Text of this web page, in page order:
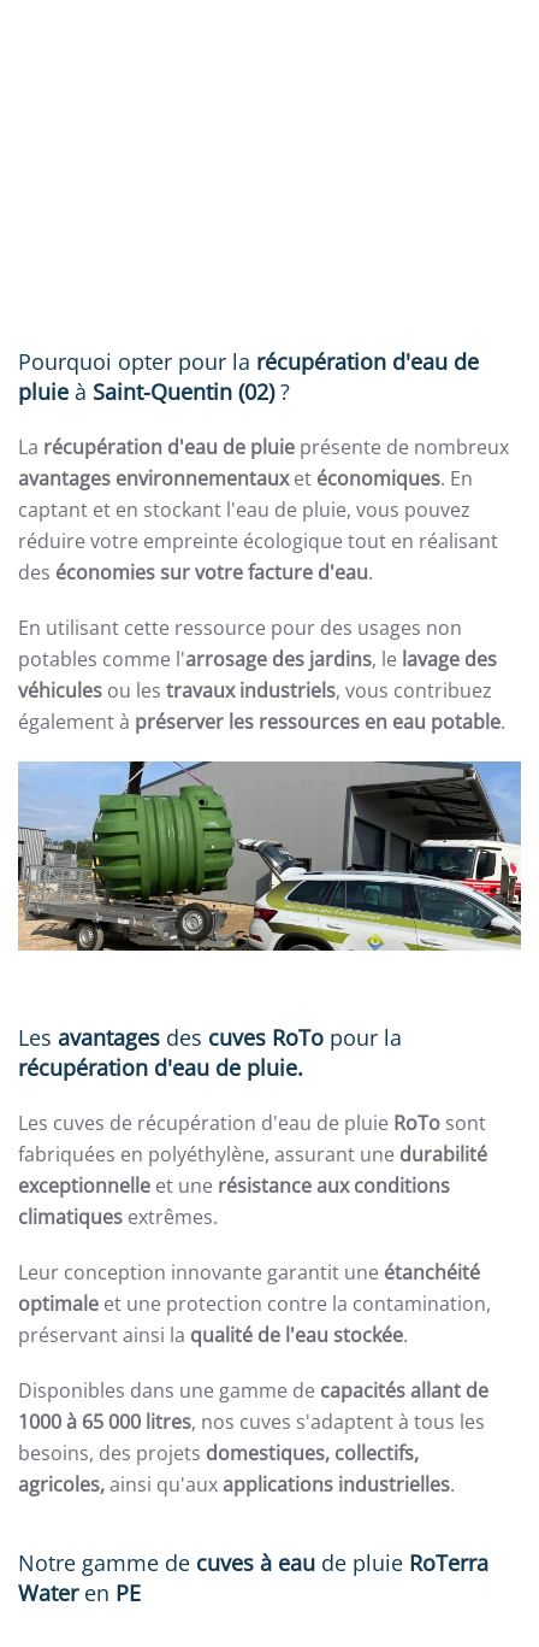
Pourquoi opter pour la récupération d'eau de
pluie à Saint-Quentin (02)?
La récupération d'eau de pluie présente de nombreux
avantages environnementauxet économiques. En
captant et en stockant l'eau de pluie, vous pouvez
réduire votre empreinte écologique tout en réalisant
des économies sur votre facture d'eau.
En utilisant cette ressource pour des usages non
potables comme l'arrosage des jardins, le lavage des
véhicules ou les travaux industriels, vous contribuez
également à préserver les ressources en eau potable.
Les avantages des cuves RoTo pour la
récupération d'eau de pluie.
Les cuves de récupération d'eau de pluie RoTo sont
fabriquées en polyéthylène, assurant une durabilité
exceptionnelle et une résistance aux conditions
climatiques extrêmes.
Leur conception innovante garantit une étanchéité
optimale et une protection contre la contamination,
préservant ainsi la qualité de l'eau stockée.
Disponibles dans une gamme de capacités allant de
1000 à 65 000 litres, nos cuves s'adaptent à tous les
besoins, des projets domestiques, collectifs,
agricoles,ainsi qu'auxapplications industrielles.
Notre gamme de cuves à eau de pluie RoTerra
Wateren PE